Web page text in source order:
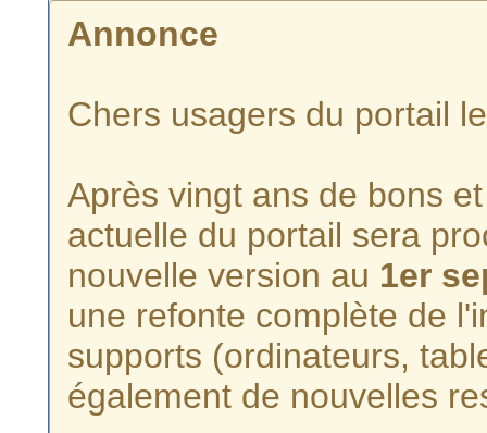
Annonce
Chers usagers du portail
Après vingt ans de bons
actuelle du portail sera
nouvelle version au 1er
une refonte complète de
supports (ordinateurs,
également de nouvelles